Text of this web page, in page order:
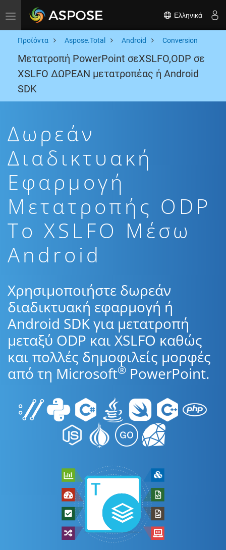
Toggle navigation Ελληνικά
Προϊόντα Aspose.Total Android Conversion
Μετατροπή PowerPoint σεXSLFO,ODP σε
XSLFO ΔΩΡΕΑΝ μετατροπέας ή Android
SDK
Δωρεάν
Διαδικτυακή
Εφαρμογή
Μετατροπής ODP
To XSLFO Μέσω
Android
Χρησιμοποιήστε δωρεάν
διαδικτυακή εφαρμογή ή
Android SDK για μετατροπή
μεταξύ ODP και XSLFO καθώς
και πολλές δημοφιλείς μορφές
από τη Microsoft® PowerPoint.